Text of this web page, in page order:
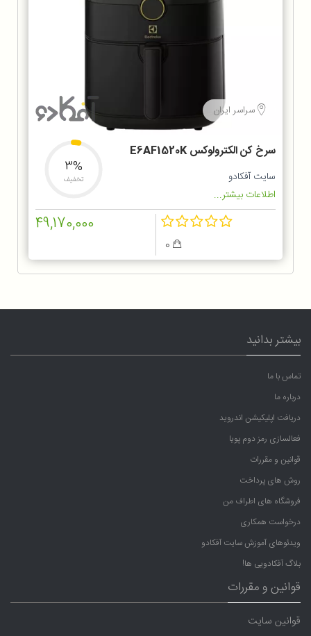
سراسر ایران
سرخ کن الکترولوکس E6AF1520K
سایت آفکادو
اطلاعات بیشتر...
3%
تخفیف
49,170,000
بیشتر بدانید
تماس با ما
درباره ما
دریافت اپلیکیشن اندروید
فعالسازی رمز دوم پویا
قوانین و مقررات
روش های پرداخت
فروشگاه های اطراف من
درخواست همکاری
ویدئوهای آموزش سایت آفکادو
بلاگ آفکادویی ها!
قوانین و مقررات
قوانین سایت